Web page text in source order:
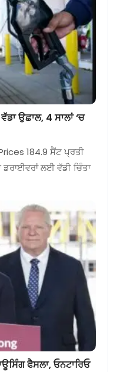
ਉਛਾਲ, 4 ਸਾਲਾਂ ‘ਚ
184.9 ਸੈਂਟ ਪ੍ਰਤੀ
ਲਈ ਵੱਡੀ ਚਿੰਤਾ
ਫੈਸਲਾ, ਓਨਟਾਰਿਓ